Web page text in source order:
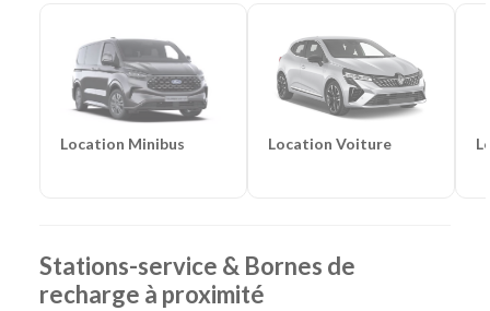
En résumé - Location de voiture à Nantes Aéroport
Lieu de prise en charge : Rezé(à 6 km de Nantes
Aéroport & 9 km de Nantes Gare)
Agences de location à proximité : Nantes Centre
chantier
Location Minibus Location Voiture
Stations-service & Bornes de
recharge à proximité